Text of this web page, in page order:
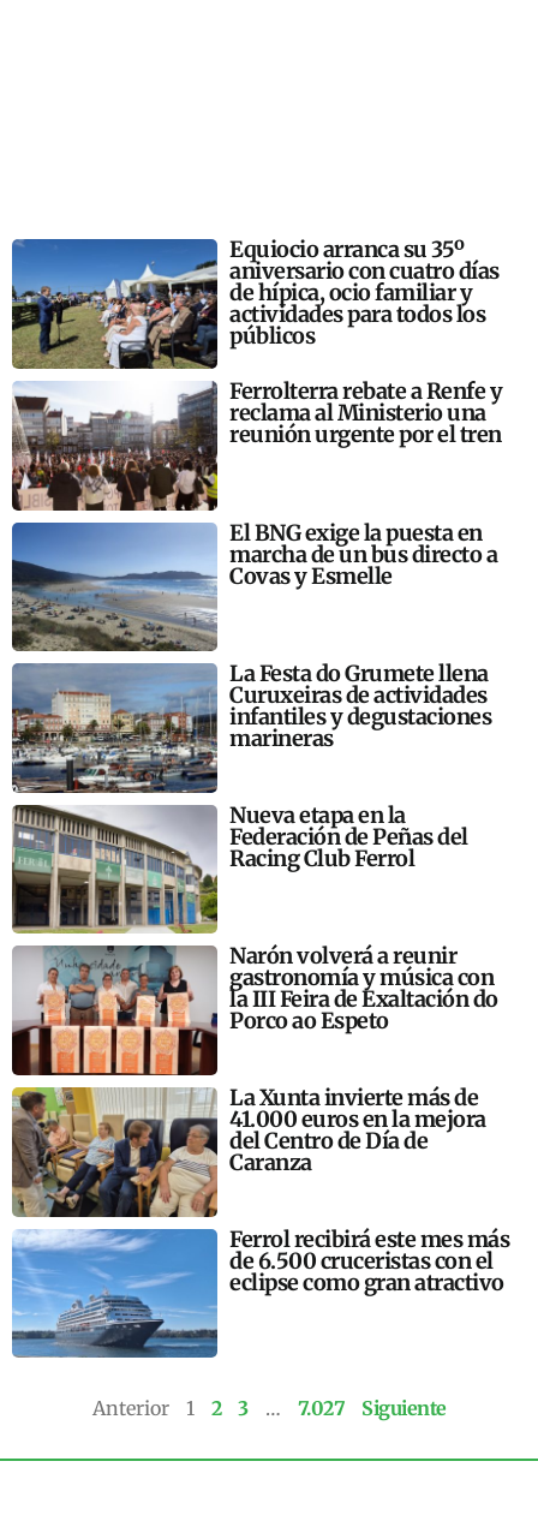
Equiocio arranca su 35º
aniversario con cuatro días
de hípica, ocio familiar y
actividades para todos los
públicos
Ferrolterra rebate a Renfe y
reclama al Ministerio una
reunión urgente por el tren
El BNG exige la puesta en
marcha de un bus directo a
Covas y Esmelle
La Festa do Grumete llena
Curuxeiras de actividades
infantiles y degustaciones
marineras
Nueva etapa en la
Federación de Peñas del
Racing Club Ferrol
Narón volverá a reunir
gastronomía y música con
la III Feira de Exaltación do
Porco ao Espeto
La Xunta invierte más de
41.000 euros en la mejora
del Centro de Día de
Caranza
Ferrol recibirá este mes más
de 6.500 cruceristas con el
eclipse como gran atractivo
Anterior 1 2 3 … 7.027 Siguiente